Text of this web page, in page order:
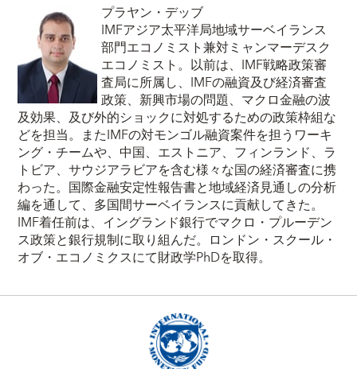
プラヤン・デッブ
IMFアジア太平洋局地域サーベイランス
部門エコノミスト兼対ミャンマーデスク
エコノミスト。以前は、IMF戦略政策審
査局に所属し、IMFの融資及び経済審査
政策、新興市場の問題、マクロ金融の波
及効果、及び外的ショックに対処するための政策枠組な
どを担当。またIMFの対モンゴル融資案件を担うワーキ
ング・チームや、中国、エストニア、フィンランド、ラ
トビア、サウジアラビアを含む様々な国の経済審査に携
わった。国際金融安定性報告書と地域経済見通しの分析
編を通して、多国間サーベイランスに貢献してきた。
IMF着任前は、イングランド銀行でマクロ・プルーデン
ス政策と銀行規制に取り組んだ。ロンドン・スクール・
オブ・エコノミクスにて財政学PhDを取得。